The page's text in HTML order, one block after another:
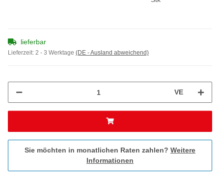
lieferbar
Lieferzeit: 2 - 3 Werktage (DE - Ausland abweichend)
VE
Sie möchten in monatlichen Raten zahlen? Weitere
Informationen